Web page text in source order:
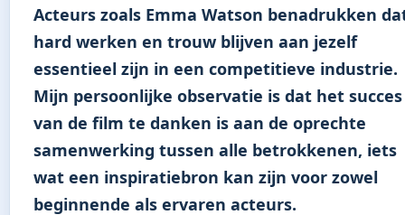
Acteurs zoals Emma Watson benadrukken
hard werken en trouw blijven aan jezelf
essentieel zijn in een competitieve industrie.
Mijn persoonlijke observatie is dat het succes
van de film te danken is aan de oprechte
samenwerking tussen alle betrokkenen, iets
wat een inspiratiebron kan zijn voor zowel
beginnende als ervaren acteurs.